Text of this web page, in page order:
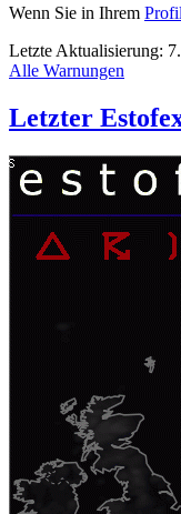
Wenn Sie in Ihrem Profil
Letzte Aktualisierung:
Alle Warnungen
Letzter